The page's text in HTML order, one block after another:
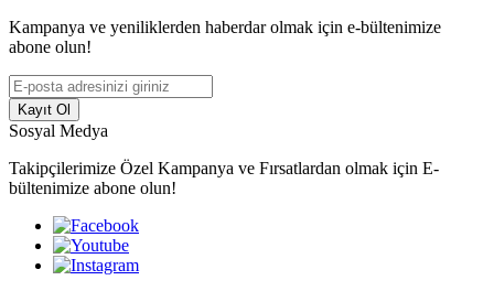
Kampanya ve yeniliklerden haberdar olmak için e-bültenimize
abone olun!
Kayıt Ol
Sosyal Medya
Takipçilerimize Özel Kampanya ve Fırsatlardan olmak için E-
bültenimize abone olun!